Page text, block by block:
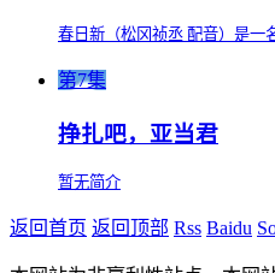
春日新（松冈祯丞 配音）是一
第7集
挣扎吧，亚当君
暂无简介
返回首页 返回顶部 Rss Baidu